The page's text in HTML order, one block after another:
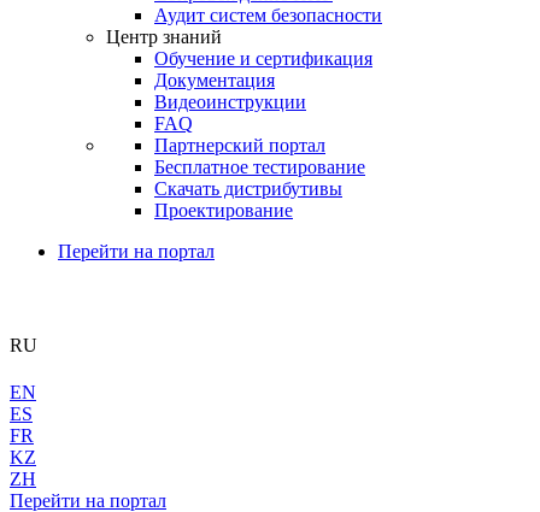
Аудит систем безопасности
Центр знаний
Обучение и сертификация
Документация
Видеоинструкции
FAQ
Партнерский портал
Бесплатное тестирование
Скачать дистрибутивы
Проектирование
Перейти на портал
RU
EN
ES
FR
KZ
ZH
Перейти на портал